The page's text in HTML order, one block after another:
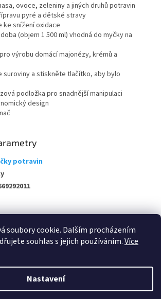
soubory cookie. Dalším procházením
souhlas s jejich používáním.Více
Nastavení
ovoce, zeleniny a jiných druhů potravin
pyré a dětské stravy
snížení oxidace
(objem 1 500 ml) vhodná do myčky na
výrobu domácí majonézy, krémů a
suroviny a stiskněte tlačítko, aby bylo
podložka pro snadnější manipulaci
design
potravin
nás doporučuje! Zboží.cz Firmy.cz
Vytvořil Shoptet